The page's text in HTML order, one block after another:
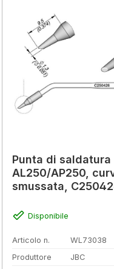
Punta di saldatura
AL250/AP250,
smussata,
Disponibile
Articolo n.
WL73038
Produttore
JBC